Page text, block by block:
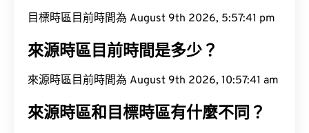
目標時區目前時間為 August 9th 2026, 5:57:42 pm
來源時區目前時間是多少？
來源時區目前時間為 August 9th 2026, 10:57:42 am
來源時區和目標時區有什麼不同？